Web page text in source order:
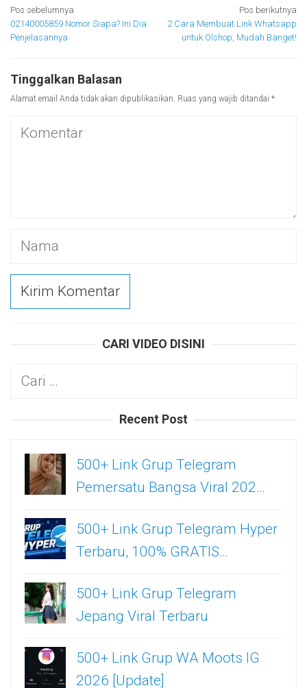
Navigasi
pos
Pos sebelumnya
02140005859 Nomor Siapa? Ini Dia
Penjelasannya
Pos berikutnya
2 Cara Membuat Link Whatsapp
untuk Olshop, Mudah Banget!
Tinggalkan Balasan
Alamat email Anda tidak akan dipublikasikan. Ruas yang wajib ditandai *
CARI VIDEO DISINI
Cari
Recent Post
500+ Link Grup Telegram
Pemersatu Bangsa Viral 202…
500+ Link Grup Telegram Hyper
Terbaru, 100% GRATIS…
500+ Link Grup Telegram
Jepang Viral Terbaru
500+ Link Grup WA Moots IG
2026 [Update]